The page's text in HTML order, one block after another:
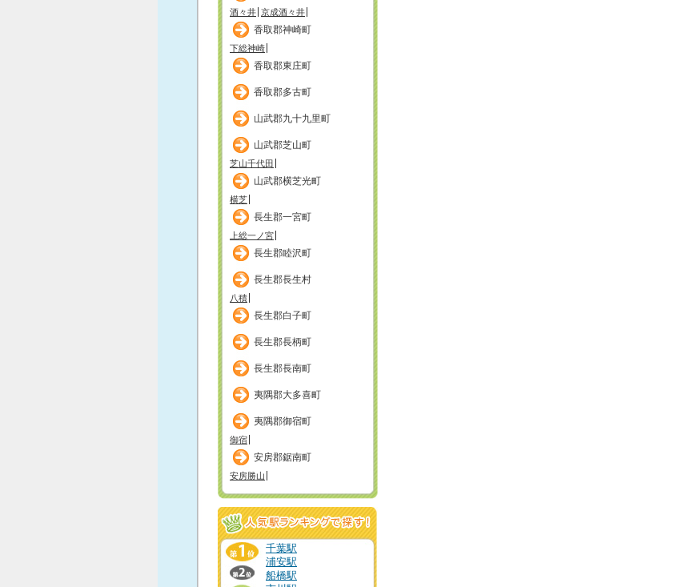
酒々井 京成酒々井
香取郡神崎町
下総神崎
香取郡東庄町
香取郡多古町
山武郡九十九里町
山武郡芝山町
芝山千代田
山武郡横芝光町
横芝
長生郡一宮町
上総一ノ宮
長生郡睦沢町
長生郡長生村
八積
長生郡白子町
長生郡長柄町
長生郡長南町
夷隅郡大多喜町
夷隅郡御宿町
御宿
安房郡鋸南町
安房勝山
千葉駅
浦安駅
船橋駅